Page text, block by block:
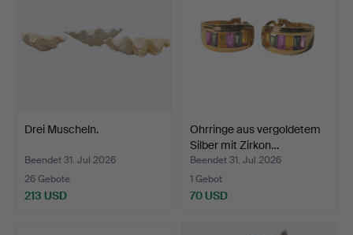
Drei Muscheln.
Beendet 31. Jul 2026
26 Gebote
213 USD
Ohrringe aus vergoldetem
Silber mit Zirkon…
Beendet 31. Jul 2026
1 Gebot
70 USD